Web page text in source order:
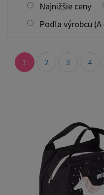
Najnižšie ceny
Podľa výrobcu
1 2 3 4